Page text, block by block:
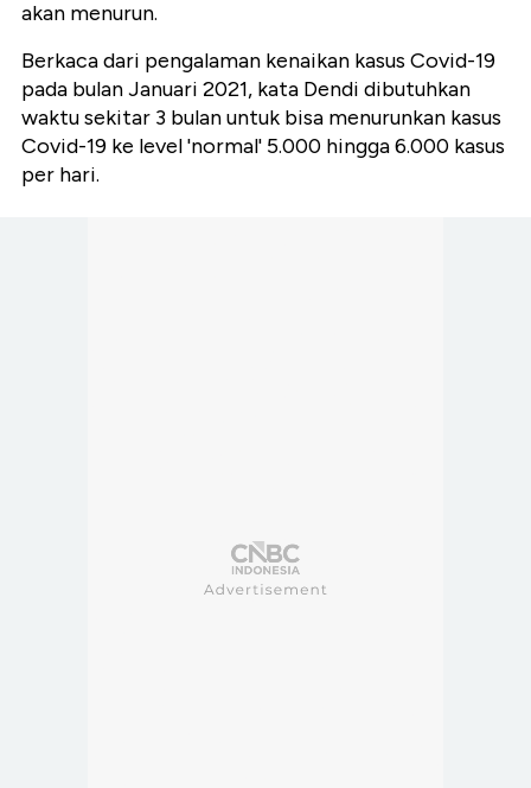
akan menurun.
Berkaca dari pengalaman kenaikan kasus Covid-19
pada bulan Januari 2021, kata Dendi dibutuhkan
waktu sekitar 3 bulan untuk bisa menurunkan kasus
Covid-19 ke level 'normal' 5.000 hingga 6.000 kasus
per hari.